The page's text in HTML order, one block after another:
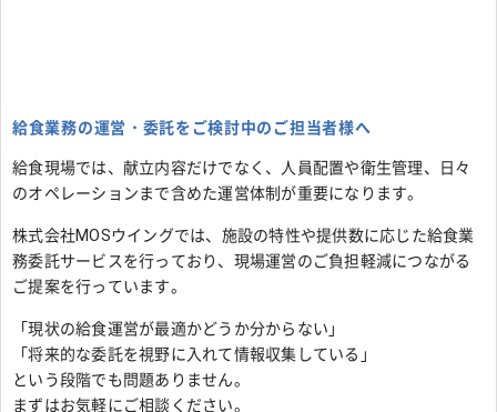
給食業務の運営・委託をご検討中のご担当者様へ
給食現場では、献立内容だけでなく、人員配置や衛生管理、日々
のオペレーションまで含めた運営体制が重要になります。
株式会社MOSウイングでは、施設の特性や提供数に応じた給食業
務委託サービスを行っており、現場運営のご負担軽減につながる
ご提案を行っています。
「現状の給食運営が最適かどうか分からない」
「将来的な委託を視野に入れて情報収集している」
という段階でも問題ありません。
まずはお気軽にご相談ください。